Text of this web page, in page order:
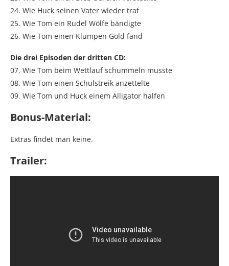
24. Wie Huck seinen Vater wieder traf
25. Wie Tom ein Rudel Wölfe bändigte
26. Wie Tom einen Klumpen Gold fand
Die drei Episoden der dritten CD:
07. Wie Tom beim Wettlauf schummeln musste
08. Wie Tom einen Schulstreik anzettelte
09. Wie Tom und Huck einem Alligator halfen
Bonus-Material:
Extras findet man keine.
Trailer: